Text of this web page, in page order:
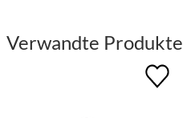
Verwandte Produkte